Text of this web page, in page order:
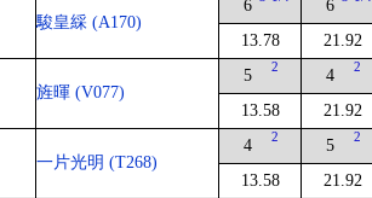
駿皇綵 (A170)
6
13.78
6
21.92
旌暉 (V077)
5 2
13.58
4 2
21.92
一片光明 (T268)
4 2
13.58
5 2
21.92